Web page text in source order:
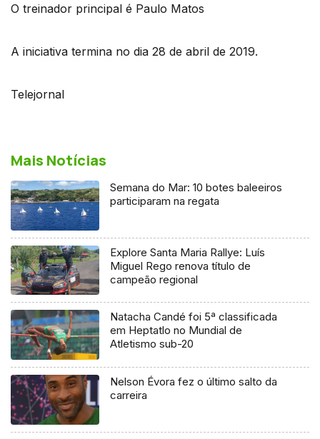
O treinador principal é Paulo Matos
A iniciativa termina no dia 28 de abril de 2019.
Telejornal
Mais Notícias
Semana do Mar: 10 botes baleeiros
participaram na regata
Explore Santa Maria Rallye: Luís
Miguel Rego renova título de
campeão regional
Natacha Candé foi 5ª classificada
em Heptatlo no Mundial de
Atletismo sub-20
Nelson Évora fez o último salto da
carreira